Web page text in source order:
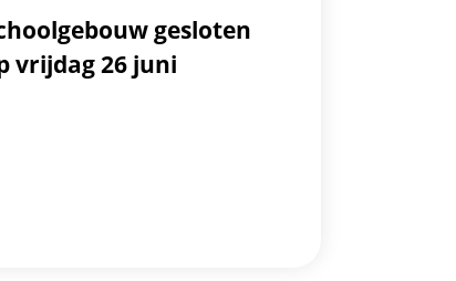
gesloten
vrijdag 26 juni